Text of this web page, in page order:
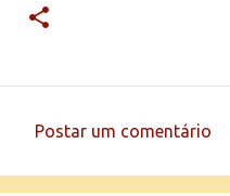
Postar um comentário